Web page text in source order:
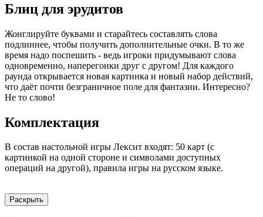
Блиц для эрудитов
Жонглируйте буквами и старайтесь составлять слова
подлиннее, чтобы получить дополнительные очки. В то же
время надо поспешить - ведь игроки придумывают слова
одновременно, наперегонки друг с другом! Для каждого
раунда открывается новая картинка и новый набор действий,
что даёт почти безграничное поле для фантазии. Интересно?
Не то слово!
Комплектация
В состав настольной игры Лексит входят: 50 карт (с
картинкой на одной стороне и символами доступных
операций на другой), правила игры на русском языке.
Раскрыть